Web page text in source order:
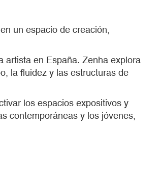
un espacio de creación,
artista en España. Zenha explora
la fluidez y las estructuras de
los espacios expositivos y
contemporáneas y los jóvenes,